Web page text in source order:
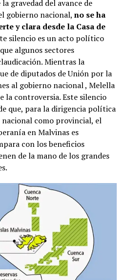
gravedad del avance de
gobierno nacional, no se ha
y clara desde la Casa de
silencio es un acto político
algunos sectores
Mientras la
de diputados de Unión por la
al gobierno nacional, Melella
la controversia. Este silencio
que, para la dirigencia política
como provincial, el
en Malvinas es
con los beneficios
de la mano de los grandes